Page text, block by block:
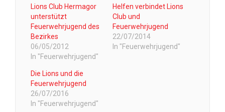
Lions Club Hermagor
unterstützt
Feuerwehrjugend des
Bezirkes
06/05/2012
In "Feuerwehrjugend"
Helfen verbindet Lions
Club und
Feuerwehrjugend
22/07/2014
In "Feuerwehrjugend"
Die Lions und die
Feuerwehrjugend
26/07/2016
In "Feuerwehrjugend"